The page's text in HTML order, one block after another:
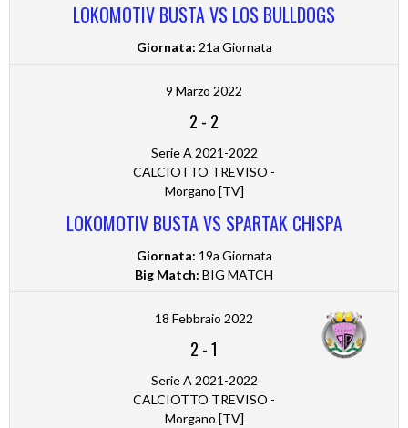
LOKOMOTIV BUSTA VS LOS BULLDOGS
Giornata: 21a Giornata
9 Marzo 2022
2 - 2
Serie A 2021-2022
CALCIOTTO TREVISO -
Morgano [TV]
LOKOMOTIV BUSTA VS SPARTAK CHISPA
Giornata: 19a Giornata
Big Match: BIG MATCH
18 Febbraio 2022
2 -1
Serie A 2021-2022
CALCIOTTO TREVISO -
Morgano [TV]